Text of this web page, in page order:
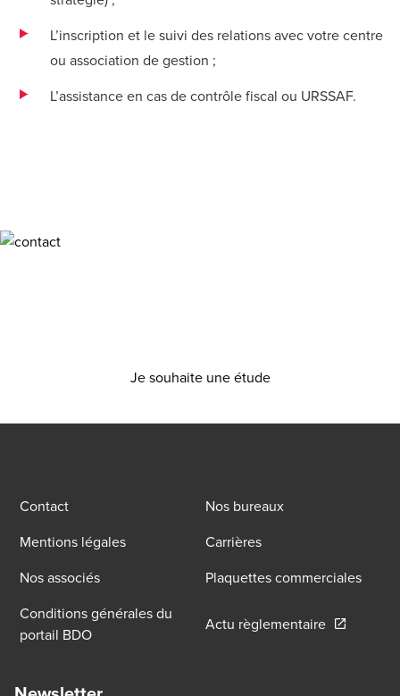
L’inscription et le suivi des relations avec votre centre
ou association de gestion ;
L’assistance en cas de contrôle fiscal ou URSSAF.
Je souhaite une étude
Contact
Nos bureaux
Mentions légales
Carrières
Nos associés
Plaquettes commerciales
Conditions générales du
portail BDO
Actu règlementaireOpens in a